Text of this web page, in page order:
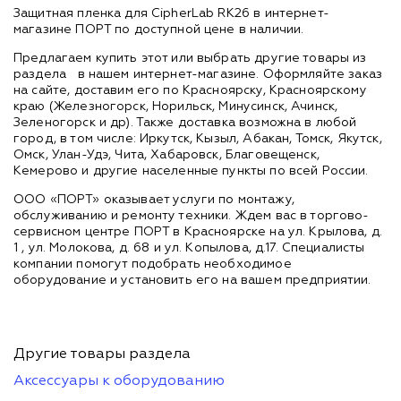
Защитная пленка для CipherLab RK26 в интернет-
магазине ПОРТ по доступной цене в наличии.
Предлагаем купить этот или выбрать другие товары из
раздела
в нашем интернет-магазине. Оформляйте заказ
на сайте, доставим его по Красноярску, Красноярскому
краю (Железногорск, Норильск, Минусинск, Ачинск,
Зеленогорск и др). Также доставка возможна в любой
город, в том числе: Иркутск, Кызыл, Абакан, Томск, Якутск,
Омск, Улан-Удэ, Чита, Хабаровск, Благовещенск,
Кемерово и другие населенные пункты по всей России.
ООО «ПОРТ» оказывает услуги по монтажу,
обслуживанию и ремонту техники. Ждем вас в торгово-
сервисном центре ПОРТ в Красноярске на ул. Крылова, д.
1 , ул. Молокова, д. 68 и ул. Копылова, д.17. Специалисты
компании помогут подобрать необходимое
оборудование и установить его на вашем предприятии.
Другие товары раздела
Аксессуары к оборудованию